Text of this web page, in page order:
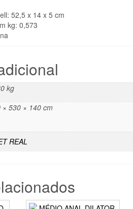
52,5 x 14 x 5 cm
kg: 0,573
kg
× 530 × 140 cm
REAL